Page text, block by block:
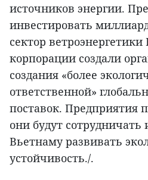
источников энергии.
инвестировать
сектор
корпорации создали
создания «более
ответственной»
поставок. Предприятия
они будут сотрудничать
Вьетнаму развивать
устойчивость./.